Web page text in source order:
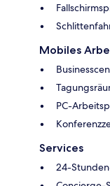
Mobiles
PC-
Services
24-